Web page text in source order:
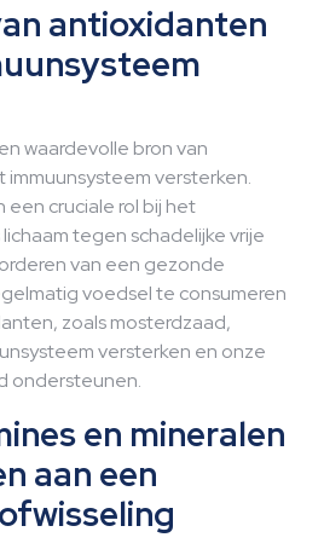
antioxidanten
waardevolle bron van
versterken.
cruciale rol bij het
tegen schadelijke vrije
van een gezonde
voedsel te consumeren
zoals mosterdzaad,
versterken en onze
ondersteunen.
en mineralen
aan een